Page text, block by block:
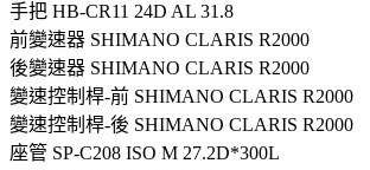
手把 HB-CR11 24D AL 31.8
前變速器 SHIMANO CLARIS R2000
後變速器 SHIMANO CLARIS R2000
變速控制桿-前 SHIMANO CLARIS R2000
變速控制桿-後 SHIMANO CLARIS R2000
座管 SP-C208 ISO M 27.2D*300L